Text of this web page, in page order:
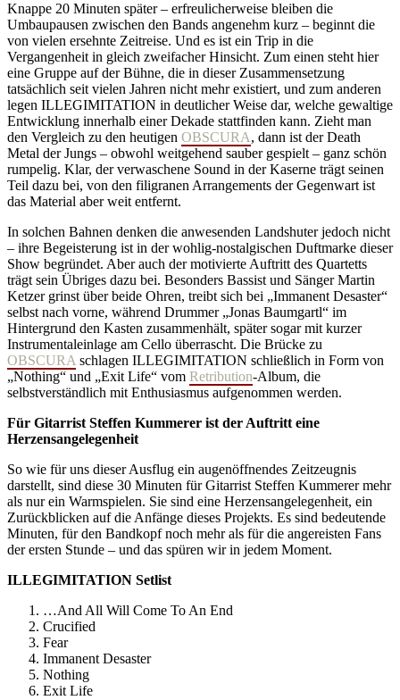
Knappe 20 Minuten später – erfreulicherweise bleiben die
Umbaupausen zwischen den Bands angenehm kurz – beginnt die
von vielen ersehnte Zeitreise. Und es ist ein Trip in die
Vergangenheit in gleich zweifacher Hinsicht. Zum einen steht hier
eine Gruppe auf der Bühne, die in dieser Zusammensetzung
tatsächlich seit vielen Jahren nicht mehr existiert, und zum anderen
legen ILLEGIMITATION in deutlicher Weise dar, welche gewaltige
Entwicklung innerhalb einer Dekade stattfinden kann. Zieht man
den Vergleich zu den heutigen OBSCURA, dann ist der Death
Metal der Jungs – obwohl weitgehend sauber gespielt – ganz schön
rumpelig. Klar, der verwaschene Sound in der Kaserne trägt seinen
Teil dazu bei, von den filigranen Arrangements der Gegenwart ist
das Material aber weit entfernt.
In solchen Bahnen denken die anwesenden Landshuter jedoch nicht
– ihre Begeisterung ist in der wohlig-nostalgischen Duftmarke dieser
Show begründet. Aber auch der motivierte Auftritt des Quartetts
trägt sein Übriges dazu bei. Besonders Bassist und Sänger Martin
Ketzer grinst über beide Ohren, treibt sich bei „Immanent Desaster“
selbst nach vorne, während Drummer „Jonas Baumgartl“ im
Hintergrund den Kasten zusammenhält, später sogar mit kurzer
Instrumentaleinlage am Cello überrascht. Die Brücke zu
OBSCURA schlagen ILLEGIMITATION schließlich in Form von
„Nothing“ und „Exit Life“ vom Retribution-Album, die
selbstverständlich mit Enthusiasmus aufgenommen werden.
Für Gitarrist Steffen Kummerer ist der Auftritt eine
Herzensangelegenheit
So wie für uns dieser Ausflug ein augenöffnendes Zeitzeugnis
darstellt, sind diese 30 Minuten für Gitarrist Steffen Kummerer mehr
als nur ein Warmspielen. Sie sind eine Herzensangelegenheit, ein
Zurückblicken auf die Anfänge dieses Projekts. Es sind bedeutende
Minuten, für den Bandkopf noch mehr als für die angereisten Fans
der ersten Stunde – und das spüren wir in jedem Moment.
ILLEGIMITATION Setlist
…And All Will Come To An End
Crucified
Fear
Immanent Desaster
Nothing
Exit Life